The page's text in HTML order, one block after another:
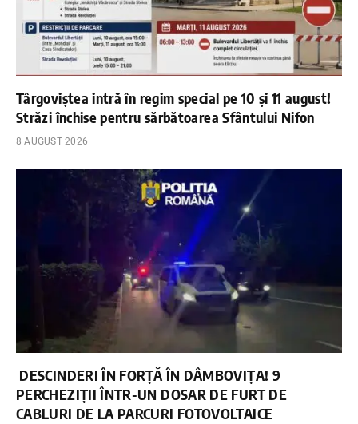
Târgoviștea intră în regim special pe 10 și 11 august!
Străzi închise pentru sărbătoarea Sfântului Nifon
8 AUGUST 2026
DESCINDERI ÎN FORȚĂ ÎN DÂMBOVIȚA! 9
PERCHEZIȚII ÎNTR-UN DOSAR DE FURT DE
CABLURI DE LA PARCURI FOTOVOLTAICE